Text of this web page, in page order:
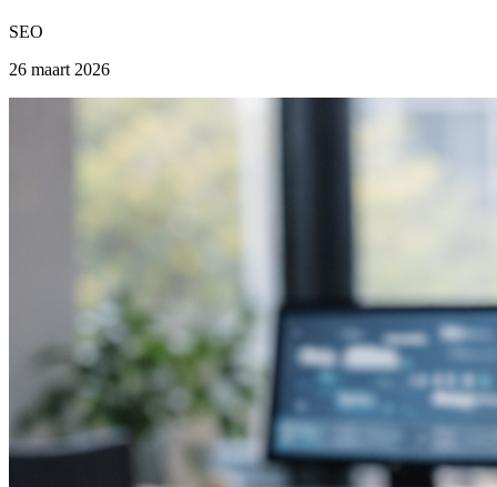
SEO
26 maart 2026